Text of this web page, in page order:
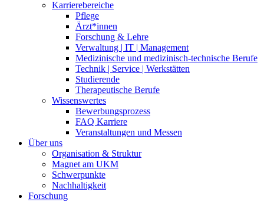
Karrierebereiche
Pflege
Ärzt*innen
Forschung & Lehre
Verwaltung | IT | Management
Medizinische und medizinisch-technische Berufe
Technik | Service | Werkstätten
Studierende
Therapeutische Berufe
Wissenswertes
Bewerbungsprozess
FAQ Karriere
Veranstaltungen und Messen
Über uns
Organisation & Struktur
Magnet am UKM
Schwerpunkte
Nachhaltigkeit
Forschung